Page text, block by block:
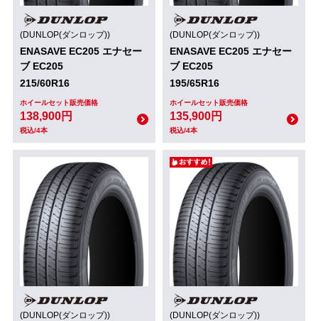
(DUNLOP(ダンロップ))
ENASAVE EC205 エナセー
ブ EC205
215/60R16
ホイールセット販売価格
138,900円
税込/4本
(DUNLOP(ダンロップ))
ENASAVE EC205 エナセー
ブ EC205
195/65R16
ホイールセット販売価格
135,900円
税込/4本
(DUNLOP(ダンロップ)) (DUNLOP(ダンロップ))